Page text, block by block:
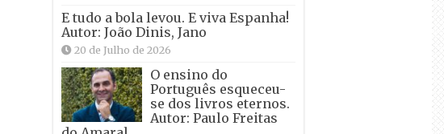
E tudo a bola levou. E viva Espanha!
Autor: João Dinis, Jano
20 de Julho de 2026
O ensino do
Português esqueceu-
se dos livros eternos.
Autor: Paulo Freitas